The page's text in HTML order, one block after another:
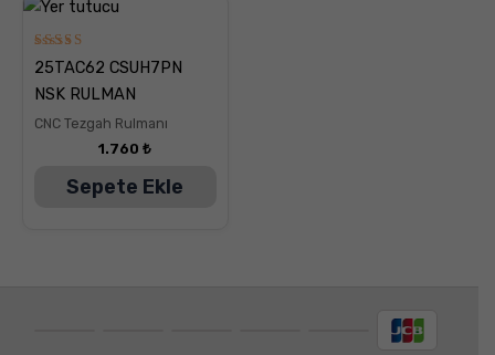
5
üzerinden
5.00
oy aldı
25TAC62 CSUH7PN
NSK RULMAN
CNC Tezgah Rulmanı
1.760₺
Sepete Ekle